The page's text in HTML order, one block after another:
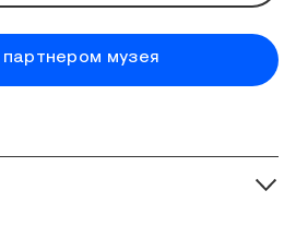
музея